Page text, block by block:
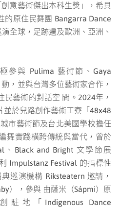
意藝術傑出本科⽣獎」，希⾙
的原住⺠舞團 Bangarra Dance
全球，⾜跡遍及歐洲、亞洲、
參與 Pulima 藝術節、Gaya
，並與台灣多位藝術家合作，
⺠藝術的對話空 間。2024年，
並於兒路創作藝術⼯寮「48x48
市藝術節及台北美國學校擔任
舞實踐橫跨傳統與當代，曾於
、Black and Bright ⽂學節展
Impulstanz Festival 的指標性
巡演機構 Riksteatern 邀請，
），參與 由薩米（Sápmi）原
地「Indigenous Dance